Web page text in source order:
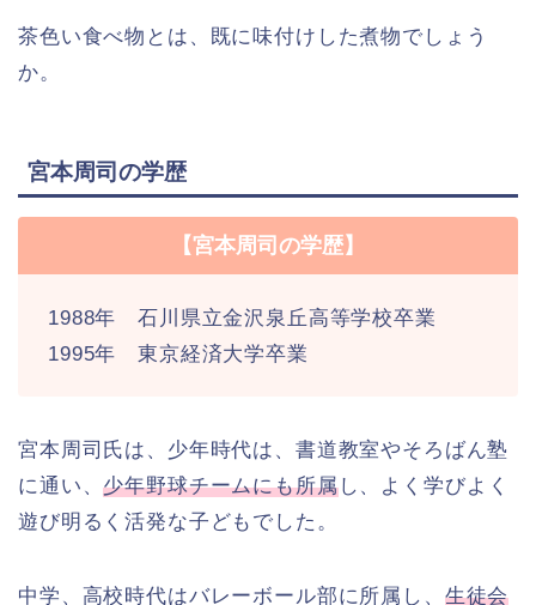
茶色い食べ物とは、既に味付けした煮物でしょう
か。
宮本周司の学歴
【宮本周司の学歴】
1988年 石川県立金沢泉丘高等学校卒業
1995年 東京経済大学卒業
宮本周司氏は、少年時代は、書道教室やそろばん塾
に通い、少年野球チームにも所属し、よく学びよく
遊び明るく活発な子どもでした。
中学、高校時代はバレーボール部に所属し、 生徒会